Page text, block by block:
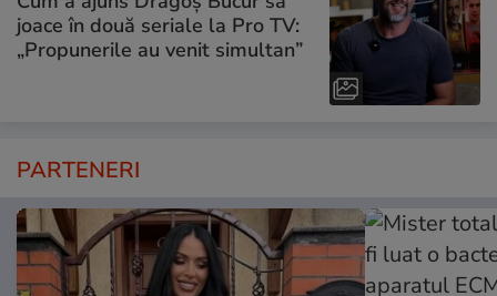
joace în două seriale la Pro TV:
„Propunerile au venit simultan”
PARTENERI